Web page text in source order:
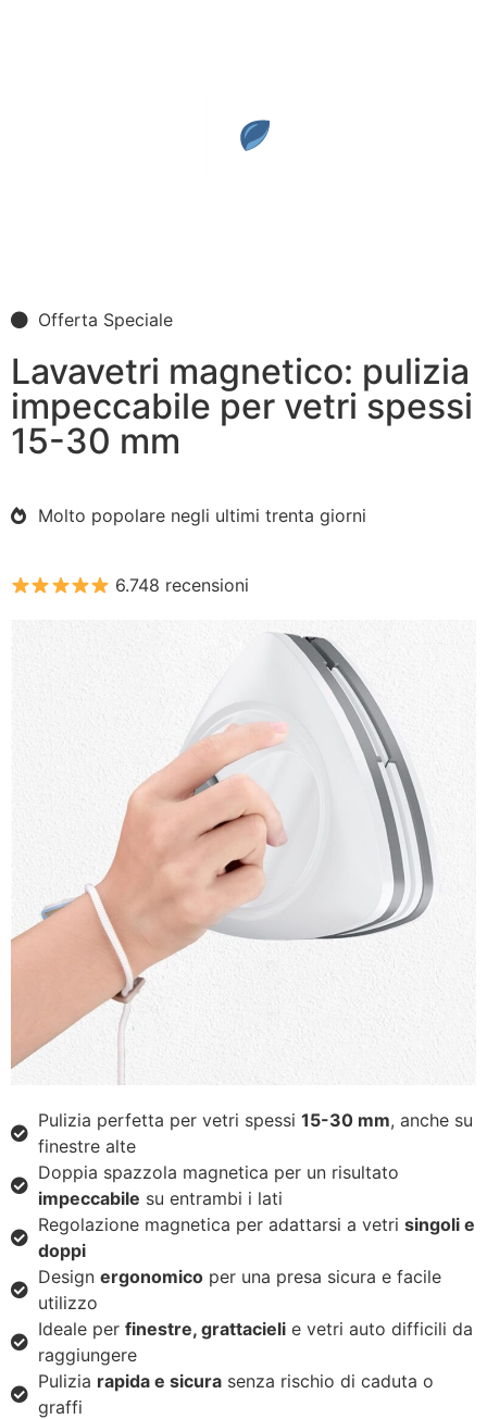
Offerta Speciale
Lavavetri magnetico: pulizia
impeccabile per vetri spessi
15-30 mm
Molto popolare negli ultimi trenta giorni
6.748 recensioni
Pulizia perfetta per vetri spessi 15-30 mm, anche su
finestre alte
Doppia spazzola magnetica per un risultato
impeccabile su entrambi i lati
Regolazione magnetica per adattarsi a vetri singoli e
doppi
Design ergonomico per una presa sicura e facile
utilizzo
Ideale per finestre, grattacieli e vetri auto difficili da
raggiungere
Pulizia rapida e sicura senza rischio di caduta o
graffi